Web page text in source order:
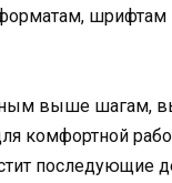
шрифтам
выше шагам,
комфортной
последующие